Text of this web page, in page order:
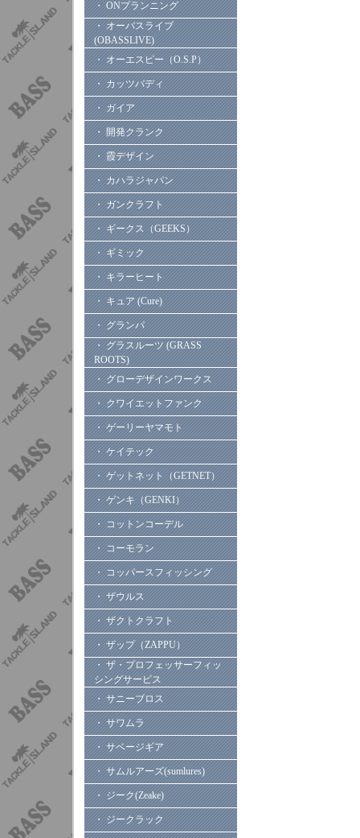
・ ONプランニング
・ オーバスライブ
(OBASSLIVE)
・ オーエスピー（O.S.P）
・ カッツバディ
・ ガイア
・ 開発クランク
・ 霞デザイン
・ カハラジャパン
・ ガンクラフト
・ ギークス（GEEKS）
・ ギミック
・ キラーヒート
・ キュア (Cure)
・ グランパ
・ グラスルーツ (GRASS
ROOTS)
・ グローデザインワークス
・ クワイエットファンク
・ ゲーリーヤマモト
・ ケイテック
・ ゲットネット（GETNET）
・ ゲンキ（GENKI）
・ コットンコーデル
・ コーモラン
・ コッパースフィッシング
・ ザウルス
・ ザクトクラフト
・ ザップ（ZAPPU）
・ ザ・プロフェッサーフィッ
シングサービス
・ サニーブロス
・ サワムラ
・ サベージギア
・ サムルアーズ(sumlures)
・ ジーク(Zeake)
・ ジークラック